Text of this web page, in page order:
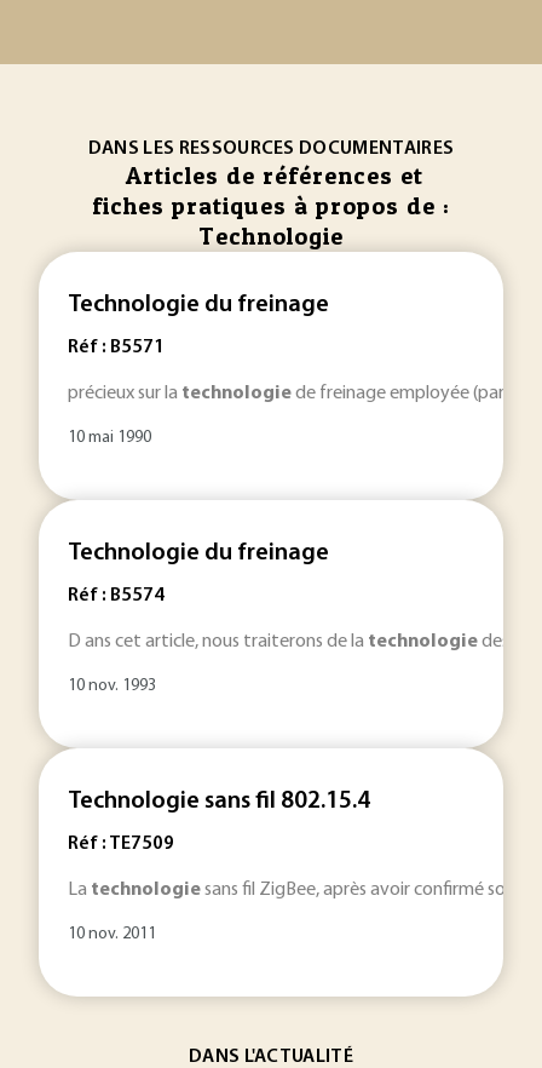
DANS LES RESSOURCES DOCUMENTAIRES
Articles de références et
fiches pratiques à propos de :
Technologie
Technologie du freinage
Réf : B5571
précieux sur la technologiede freinage employée (par
10 mai 1990
Technologie du freinage
Réf : B5574
D ans cet article, nous traiterons de la technologiedes
10 nov. 1993
Technologie sans fil 802.15.4
Réf : TE7509
La technologiesans fil ZigBee, après avoir confirmé son
10 nov. 2011
DANS L'ACTUALITÉ